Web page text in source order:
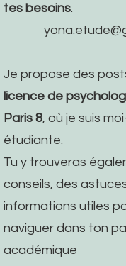
tes besoins.
Je propose des
licence de
Paris 8, où je suis
étudiante.
Tu y trouveras
conseils, des
informations utiles
naviguer dans ton
académique